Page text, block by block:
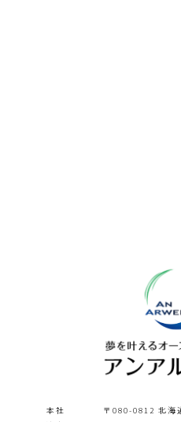
本社
〒080-0812 北海